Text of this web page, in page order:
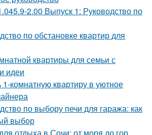
2.00 Выпуск 1: Руководство по
по обстановке квартир для
квартиры для семьи с
идеи
1-комнатную квартиру в уютное
по выбору печи для гаража: как
выбор